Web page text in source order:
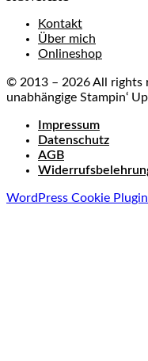
Kontakt
Über mich
Onlineshop
© 2013 – 2026 All rights
unabhängige Stampin‘
Impressum
Datenschutz
AGB
WordPress Cookie